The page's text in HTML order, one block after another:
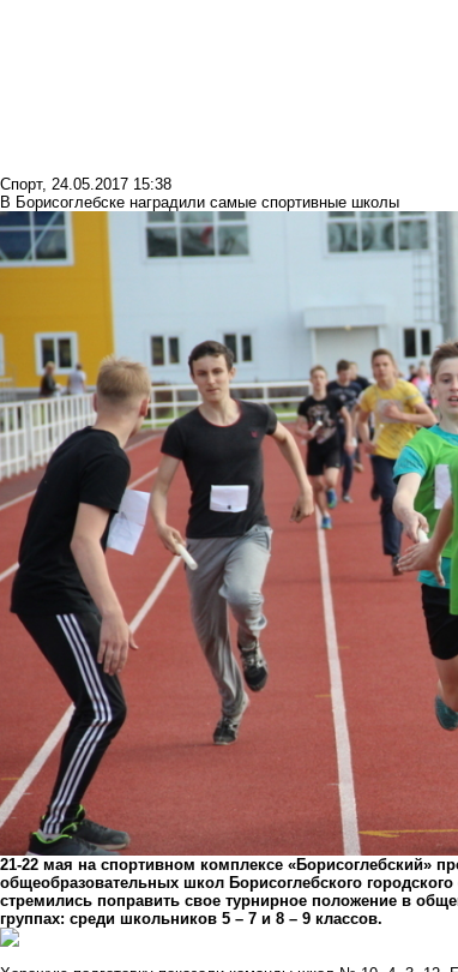
Спорт, 24.05.2017 15:38
В Борисоглебске наградили самые спортивные школы
21-22 мая на спортивном комплексе «Борисоглебский»
общеобразовательных школ Борисоглебского
стремились поправить свое турнирное положение в
группах: среди школьников 5 – 7 и 8 – 9 классов.